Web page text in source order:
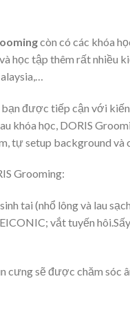
còn có các khóa
học tập thêm rất nhiều
được tiếp cận với
khóa học, DORIS
tự setup background và
Grooming:
tai (nhổ lông và lau
vắt tuyến
cưng sẽ được chăm sóc